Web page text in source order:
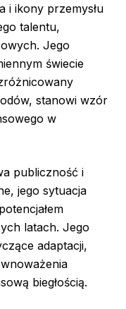
i ikony przemysłu
talentu,
Jego
świecie
stanowi wzór
w
publiczność i
jego sytuacja
latach. Jego
adaptacji,
biegłością.